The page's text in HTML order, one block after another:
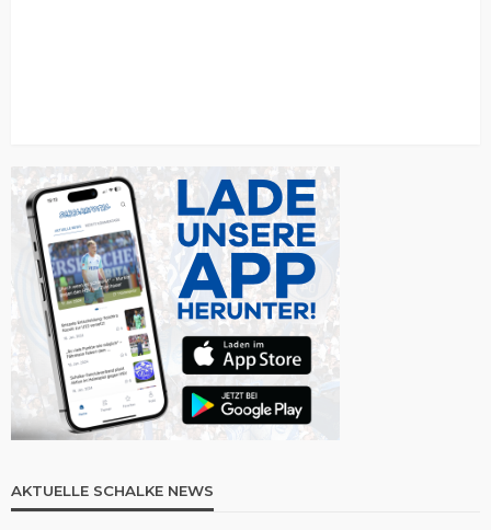
AKTUELLE SCHALKE NEWS